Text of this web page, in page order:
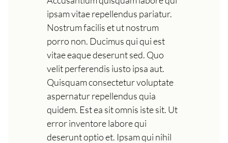
ipsam vitae repellendus pariatur.
Nostrum facilis et ut nostrum
porro non. Ducimus qui qui est
vitae eaque deserunt sed. Quo
velit perferendis iusto ipsa aut.
Quisquam consectetur voluptate
aspernatur repellendus quia
quidem. Est ea sit omnis iste sit. Ut
error inventore labore qui
deserunt optio et. Ipsam qui nihil